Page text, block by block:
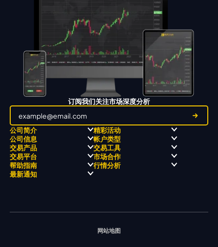
订阅我们关注市场深度分析
公司简介
关于
关于 KCM Group
三大优势
奖项和成就
精彩活动
职业高尔夫 x 飘移队
全球高尔夫锦标赛
公司信息
经营理念
公开信息与风险披露
公司新闻
视频库
帐户类型
ECN 账户
STP 账户
账户比较
交易产品
Forex
贵金属
能源
交易工具
交易平台
MetaTrader 4
MetaTrader 5
市场合作
帮助指南 行情分析
最新通知
网站地图